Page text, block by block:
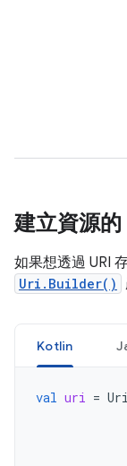
建立資源的
如果想透過 URI
Uri.Builder()
Kotlin
val uri = Uri